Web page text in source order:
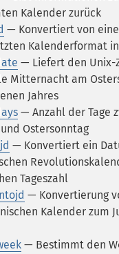
Kalender zurück
— Konvertiert von
Kalenderformat
— Liefert den Unix-
Mitternacht am
Jahres
— Anzahl der Tage
Ostersonntag
— Konvertiert ein
Tageszahl
— Konvertierung
Kalender zum
— Bestimmt den